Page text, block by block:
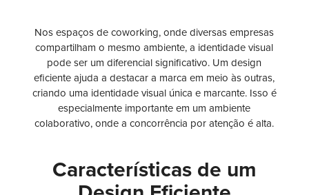
Nos espaços de coworking, onde diversas empresas
compartilham o mesmo ambiente, a identidade visual
pode ser um diferencial significativo. Um design
eficiente ajuda a destacar a marca em meio às outras,
criando uma identidade visual única e marcante. Isso é
especialmente importante em um ambiente
colaborativo, onde a concorrência por atenção é alta.
Características de um